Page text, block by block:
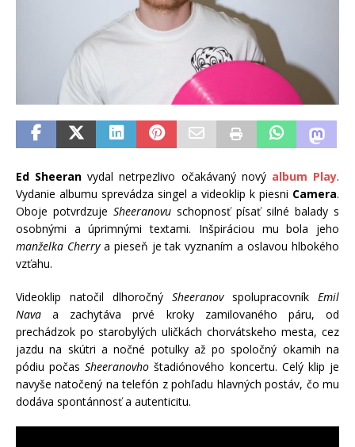
Ed Sheeran vydal netrpezlivo očakávaný nový album Play.
Vydanie albumu sprevádza singel a videoklip k piesni Camera.
Oboje potvrdzuje Sheeranovu schopnosť písať silné balady s
osobnými a úprimnými textami. Inšpiráciou mu bola jeho
manželka Cherrya pieseň je tak vyznaním a oslavou hlbokého
vzťahu.
Videoklip natočil dlhoročný Sheeranovspolupracovník Emil
Nava a zachytáva prvé kroky zamilovaného páru, od
prechádzok po starobylých uličkách chorvátskeho mesta, cez
jazdu na skútri a nočné potulky až po spoločný okamih na
pódiu počasSheeranovho štadiónového koncertu. Celý klip je
navyše natočený na telefón z pohľadu hlavných postáv, čo mu
dodáva spontánnosť a autenticitu.